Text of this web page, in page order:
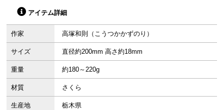
アイテム詳細
作家 高塚和則（こうつかかずのり）
サイズ 直径約200mm 高さ約18mm
重量 約180～220g
材質 さくら
生産地 栃木県